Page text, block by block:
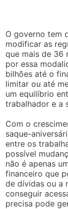
O governo tem
modificar as
que mais de 36
por essa
bilhões até o
limitar ou até
um equilíbrio
trabalhador e a
Com o
saque-
entre os
possível
não é apenas
financeiro que
de dívidas ou a
conseguir
precisa pode